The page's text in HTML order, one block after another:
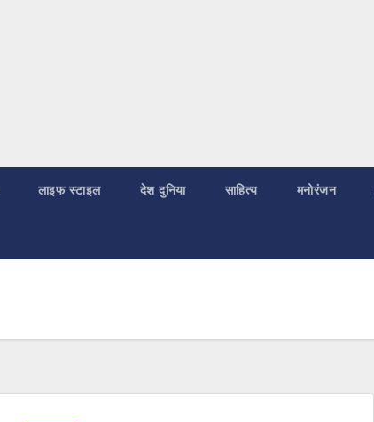
लाइफ स्टाइल देश दुनिया साहित्य मनोरंजन